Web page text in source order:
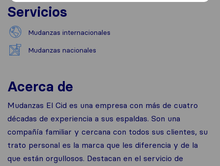
Servicios
Mudanzas internacionales
Mudanzas nacionales
Acerca de
Mudanzas El Cid es una empresa con más de cuatro
décadas de experiencia a sus espaldas. Son una
compañía familiar y cercana con todos sus clientes, su
trato personal es la marca que les diferencia y de la
que están orgullosos. Destacan en el servicio de